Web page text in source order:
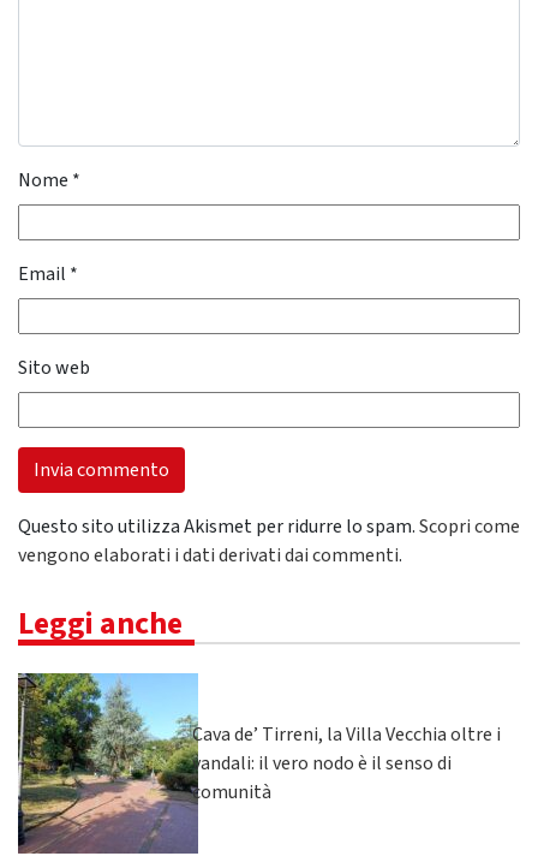
Nome *
Email *
Sito web
Questo sito utilizza Akismet per ridurre lo spam.Scopri come
vengono elaborati i dati derivati dai commenti.
Leggi anche
Cava de’ Tirreni, la Villa Vecchia oltre i
vandali: il vero nodo è il senso di
comunità